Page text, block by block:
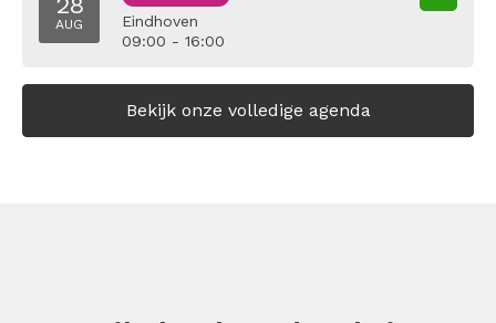
AUG
Eindhoven
09:00 - 16:00
Bekijk onze volledige agenda